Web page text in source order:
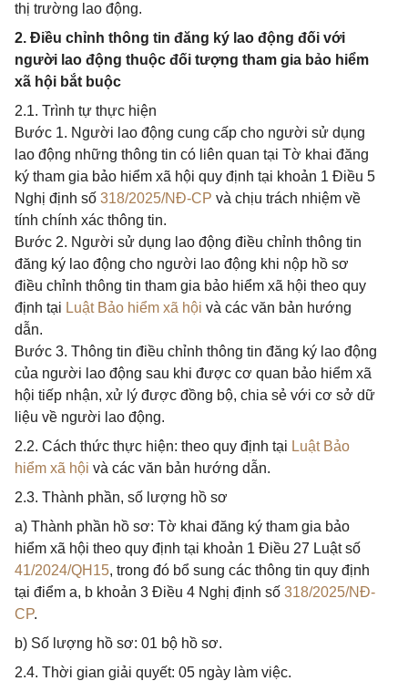
thị trường lao động.
2. Điều chỉnh thông tin đăng ký lao động đối với
người lao động thuộc đối tượng tham gia bảo hiểm
xã hội bắt buộc
2.1. Trình tự thực hiện
Bước 1. Người lao động cung cấp cho người sử dụng
lao động những thông tin có liên quan tại Tờ khai đăng
ký tham gia bảo hiểm xã hội quy định tại khoản 1 Điều 5
Nghị định số 318/2025/NĐ-CP và chịu trách nhiệm về
tính chính xác thông tin.
Bước 2. Người sử dụng lao động điều chỉnh thông tin
đăng ký lao động cho người lao động khi nộp hồ sơ
điều chỉnh thông tin tham gia bảo hiểm xã hội theo quy
định tại Luật Bảo hiểm xã hội và các văn bản hướng
dẫn.
Bước 3. Thông tin điều chỉnh thông tin đăng ký lao động
của người lao động sau khi được cơ quan bảo hiểm xã
hội tiếp nhận, xử lý được đồng bộ, chia sẻ với cơ sở dữ
liệu về người lao động.
2.2. Cách thức thực hiện: theo quy định tại Luật Bảo
hiểm xã hội và các văn bản hướng dẫn.
2.3. Thành phần, số lượng hồ sơ
a) Thành phần hồ sơ: Tờ khai đăng ký tham gia bảo
hiểm xã hội theo quy định tại khoản 1 Điều 27 Luật số
41/2024/QH15, trong đó bổ sung các thông tin quy định
tại điểm a, b khoản 3 Điều 4 Nghị định số 318/2025/NĐ-
CP.
b) Số lượng hồ sơ: 01 bộ hồ sơ.
2.4. Thời gian giải quyết: 05 ngày làm việc.